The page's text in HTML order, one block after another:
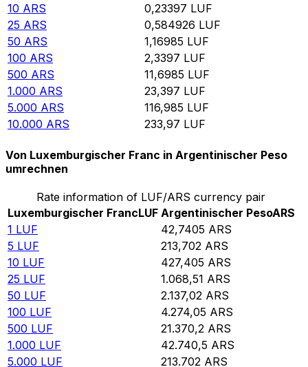
10 ARS 0,23397 LUF
25 ARS 0,584926 LUF
50 ARS 1,16985 LUF
100 ARS 2,3397 LUF
500 ARS 11,6985 LUF
1.000 ARS 23,397 LUF
5.000 ARS 116,985 LUF
10.000 ARS 233,97 LUF
Von Luxemburgischer Franc in Argentinischer Peso
umrechnen
Rate information of LUF/ARS currency pair
Luxemburgischer FrancLUF Argentinischer PesoARS
1 LUF 42,7405 ARS
5 LUF 213,702 ARS
10 LUF 427,405 ARS
25 LUF 1.068,51 ARS
50 LUF 2.137,02 ARS
100 LUF 4.274,05 ARS
500 LUF 21.370,2 ARS
1.000 LUF 42.740,5 ARS
5.000 LUF 213.702 ARS